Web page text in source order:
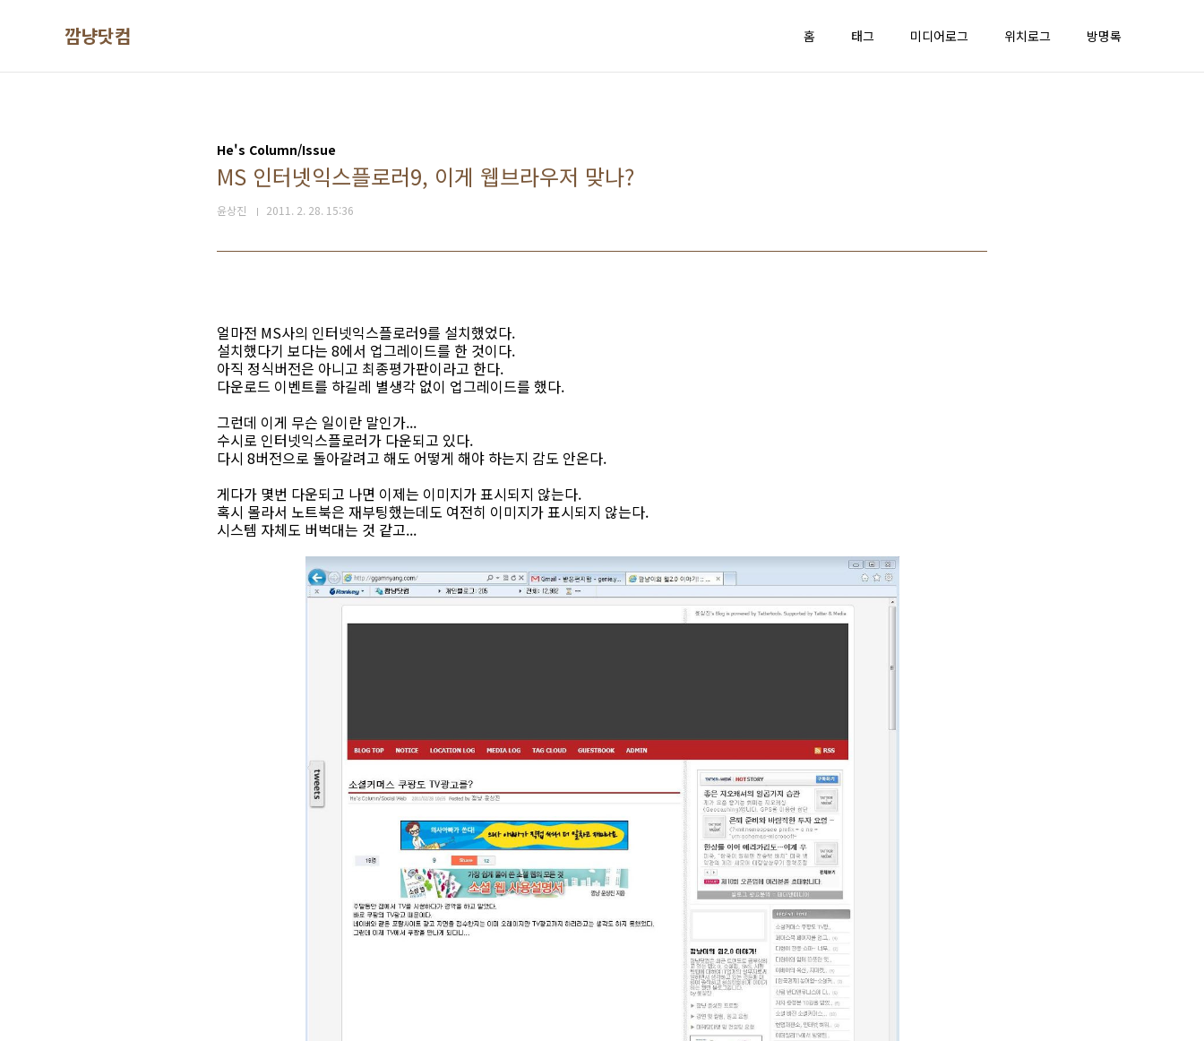
깜냥닷컴 홈 태그 미디어로그 위치로그 방명록
He's Column/Issue
MS 인터넷익스플로러9, 이게 웹브라우저 맞나?
윤상진 2011. 2. 28. 15:36
얼마전 MS사의 인터넷익스플로러9를 설치했었다.
설치했다기 보다는 8에서 업그레이드를 한 것이다.
아직 정식버전은 아니고 최종평가판이라고 한다.
다운로드 이벤트를 하길레 별생각 없이 업그레이드를 했다.
그런데 이게 무슨 일이란 말인가...
수시로 인터넷익스플로러가 다운되고 있다.
다시 8버전으로 돌아갈려고 해도 어떻게 해야 하는지 감도 안온다.
게다가 몇번 다운되고 나면 이제는 이미지가 표시되지 않는다.
혹시 몰라서 노트북은 재부팅했는데도 여전히 이미지가 표시되지 않는다.
시스템 자체도 버벅대는 것 같고...